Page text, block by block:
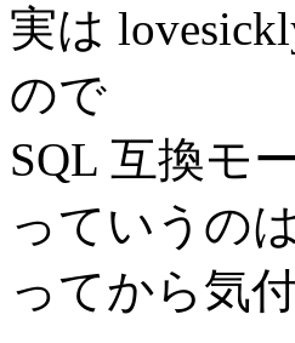
実は
ので
SQL 互換モ
っていうの
ってから気